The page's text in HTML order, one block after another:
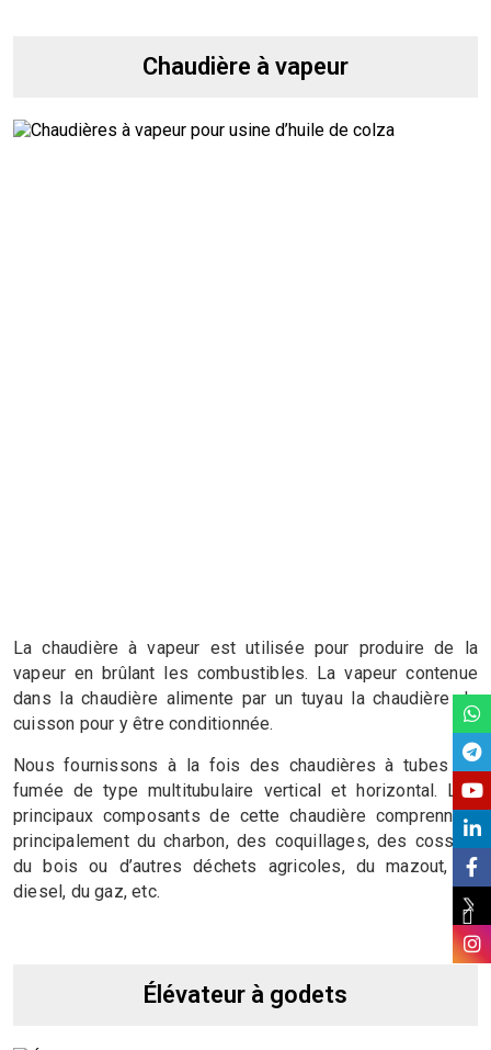
Chaudière à vapeur
La chaudière à vapeur est utilisée pour produire de la
vapeur en brûlant les combustibles. La vapeur contenue
dans la chaudière alimente par un tuyau la chaudière de
cuisson pour y être conditionnée.
Nous fournissons à la fois des chaudières à tubes de
fumée de type multitubulaire vertical et horizontal. Les
principaux composants de cette chaudière comprennent
principalement du charbon, des coquillages, des cosses,
du bois ou d’autres déchets agricoles, du mazout, du
diesel, du gaz, etc.
Élévateur à godets